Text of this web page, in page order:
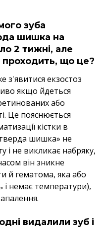
зуба
шишка на
2 тижні, але
проходить, що це?
з'явитися екзостоз
якщо йдеться
або
Це пояснюється
кістки в
шишка» не
і не викликає набряку,
він зникне
й гематома, яка або
і немає температури),
видалили зуб і